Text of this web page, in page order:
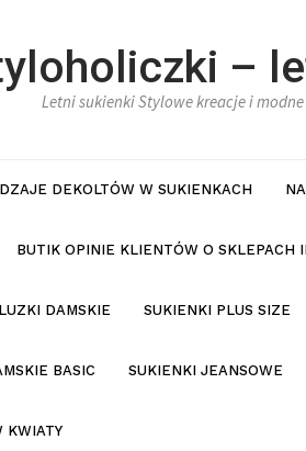
–
Letni sukienki Stylowe kreacje i
DEKOLTÓW W SUKIENKACH
BUTIK OPINIE KLIENTÓW O SKLEPACH
DAMSKIE SUKIENKI PLUS SIZE
BASIC SUKIENKI JEANSOWE
KWIATY